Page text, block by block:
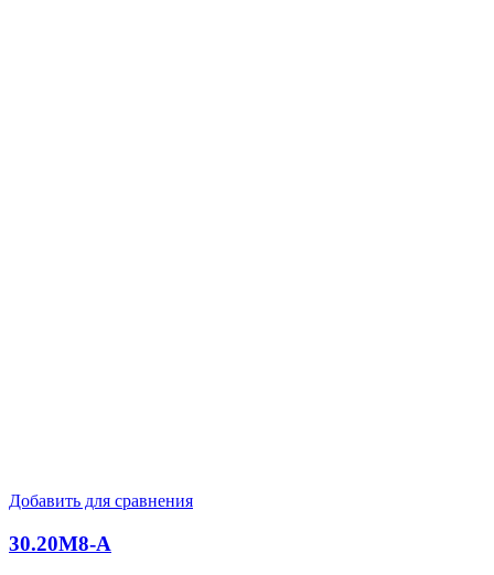
Добавить для сравнения
30.20M8-А